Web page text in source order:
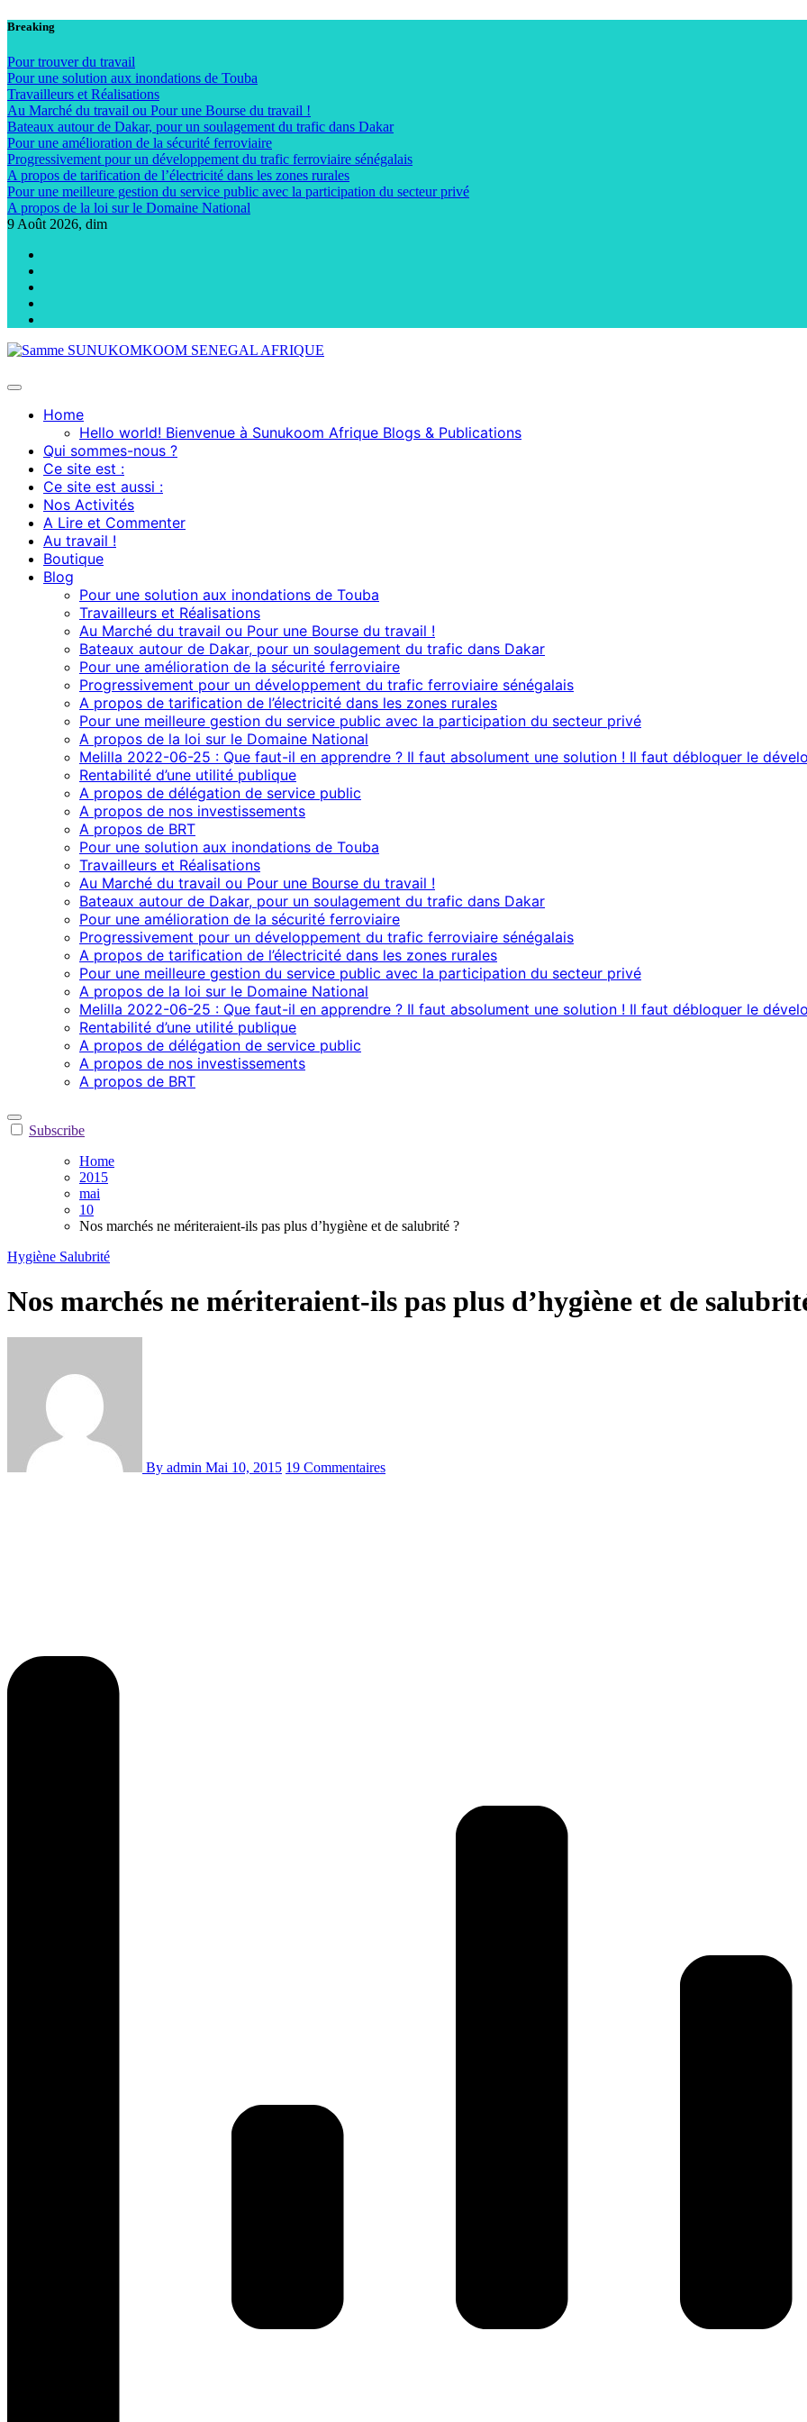
Skip
content
Breaking
Pour trouver du travail
Pour une solution aux inondations de Touba
Travailleurs et Réalisations
Au Marché du travail ou Pour une Bourse du travail !
Bateaux autour de Dakar, pour un soulagement du trafic dans Dakar
Pour une amélioration de la sécurité ferroviaire
Progressivement pour un développement du trafic ferroviaire sénégalais
A propos de tarification de l’électricité dans les zones rurales
Pour une meilleure gestion du service public avec la participation du secteur privé
A propos de la loi sur le Domaine National
9 Août 2026, dim
Home
Hello world! Bienvenue à Sunukoom Afrique Blogs & Publications
Qui sommes-nous ?
Ce site est :
Ce site est aussi :
Nos Activités
A Lire et Commenter
Au travail !
Boutique
Blog
Pour une solution aux inondations de Touba
Travailleurs et Réalisations
Au Marché du travail ou Pour une Bourse du travail !
Bateaux autour de Dakar, pour un soulagement du trafic dans Dakar
Pour une amélioration de la sécurité ferroviaire
Progressivement pour un développement du trafic ferroviaire sénégalais
A propos de tarification de l’électricité dans les zones rurales
Pour une meilleure gestion du service public avec la participation du secteur privé
A propos de la loi sur le Domaine National
Melilla 2022-06-25 : Que faut-il en apprendre ? Il faut absolument une solution ! Il faut débloquer le
Rentabilité d’une utilité publique
A propos de délégation de service public
A propos de nos investissements
A propos de BRT
Pour une solution aux inondations de Touba
Travailleurs et Réalisations
Au Marché du travail ou Pour une Bourse du travail !
Bateaux autour de Dakar, pour un soulagement du trafic dans Dakar
Pour une amélioration de la sécurité ferroviaire
Progressivement pour un développement du trafic ferroviaire sénégalais
A propos de tarification de l’électricité dans les zones rurales
Pour une meilleure gestion du service public avec la participation du secteur privé
A propos de la loi sur le Domaine National
Melilla 2022-06-25 : Que faut-il en apprendre ? Il faut absolument une solution ! Il faut débloquer le
Rentabilité d’une utilité publique
A propos de délégation de service public
A propos de nos investissements
A propos de BRT
Subscribe
Home
2015
mai
10
Nos marchés ne mériteraient-ils pas plus d’hygiène et de salubrité ?
Hygiène Salubrité
Nos marchés ne mériteraient-ils pas plus d’hygiène et de
By admin Mai 10, 2015 19 Commentaires